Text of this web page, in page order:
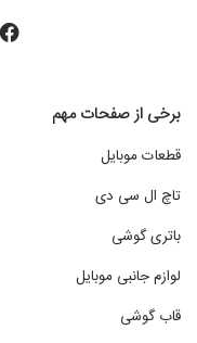
برخی از صفحات مهم
قطعات موبایل
تاچ ال سی دی
باتری گوشی
لوازم جانبی موبایل
قاب گوشی